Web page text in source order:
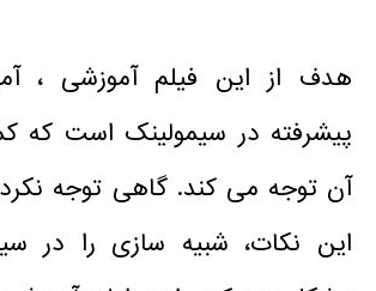
هدف از این فیلم آموزشی ،
پیشرفته در سیمولینک است که
آن توجه می کند. گاهی توجه
این نکات، شبیه سازی را در